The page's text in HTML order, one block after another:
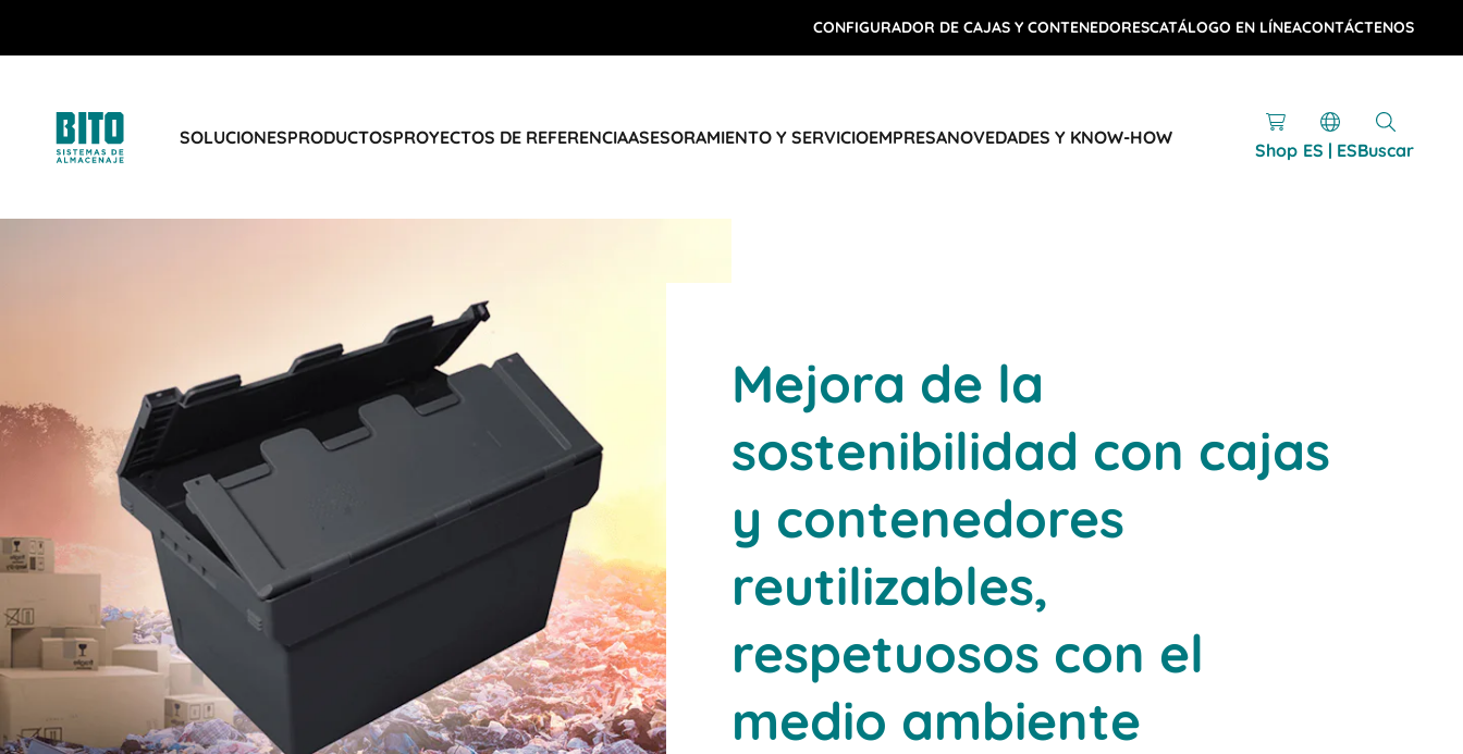
CONFIGURADOR DE CAJAS Y CONTENEDORESCATÁLOGO EN LÍNEACONTÁCTENOS
SOLUCIONESPRODUCTOSPROYECTOS DE REFERENCIAASESORAMIENTO Y SERVICIOEMPRESANOVEDADES Y KNOW-HOW
Shop ES | ESBuscar
Mejora de la
sostenibilidad con cajas
y contenedores
reutilizables,
respetuosos con el
medio ambiente